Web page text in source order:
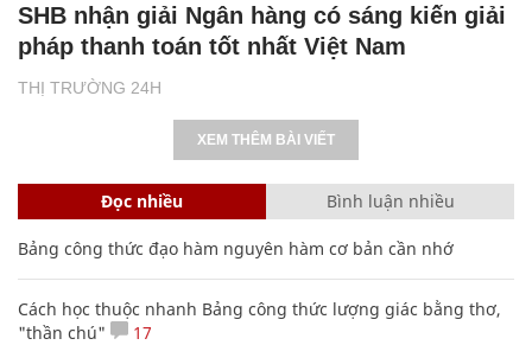
THỊ TRƯỜNG 24H
SHB nhận giải Ngân hàng có sáng kiến giải
pháp thanh toán tốt nhất Việt Nam
XEM THÊM BÀI VIẾT
Đọc nhiều Bình luận nhiều
Bảng công thức đạo hàm nguyên hàm cơ bản cần nhớ
Cách học thuộc nhanh Bảng công thức lượng giác bằng thơ,
"thần chú"
17